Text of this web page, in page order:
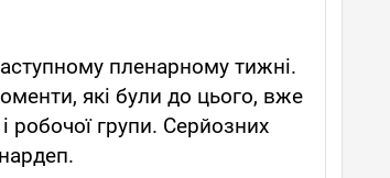
пленарному тижні.
які були до цього, вже
робочої групи. Серйозних